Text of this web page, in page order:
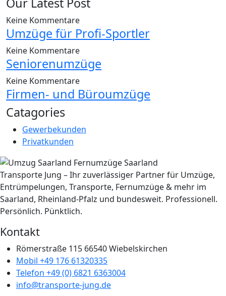
Keine Kommentare
Umzüge für Profi-Sportler
Keine Kommentare
Seniorenumzüge
Keine Kommentare
Firmen- und Büroumzüge
Catagories
Gewerbekunden
Privatkunden
Transporte Jung – Ihr zuverlässiger Partner für Umzüge,
Entrümpelungen, Transporte, Fernumzüge & mehr im
Saarland, Rheinland-Pfalz und bundesweit. Professionell.
Persönlich. Pünktlich.
Kontakt
Römerstraße 115 66540 Wiebelskirchen
Mobil ‭+49 176 61320335‬
Telefon +49 (0) 6821 6363004‬
info@transporte-jung.de